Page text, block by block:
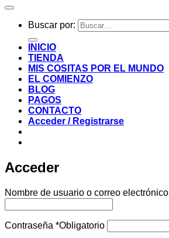
Buscar por:
INICIO
TIENDA
MIS COSITAS POR EL MUNDO
EL COMIENZO
BLOG
PAGOS
CONTACTO
Acceder / Registrarse
Acceder
Nombre de usuario o correo electrónico
Contraseña *Obligatorio